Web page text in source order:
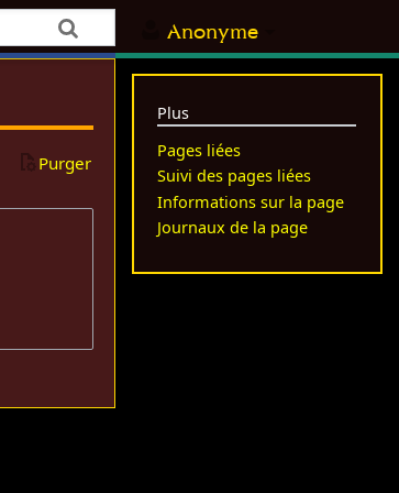
Anonyme
Purger
Plus
Pages liées
Suivi des pages liées
Informations sur la page
Journaux de la page